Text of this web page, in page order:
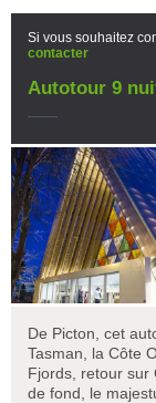
Si vous souhaitez
contacter
Autotour 9
De Picton, cet
Tasman, la Côte
Fjords, retour sur
de fond, le